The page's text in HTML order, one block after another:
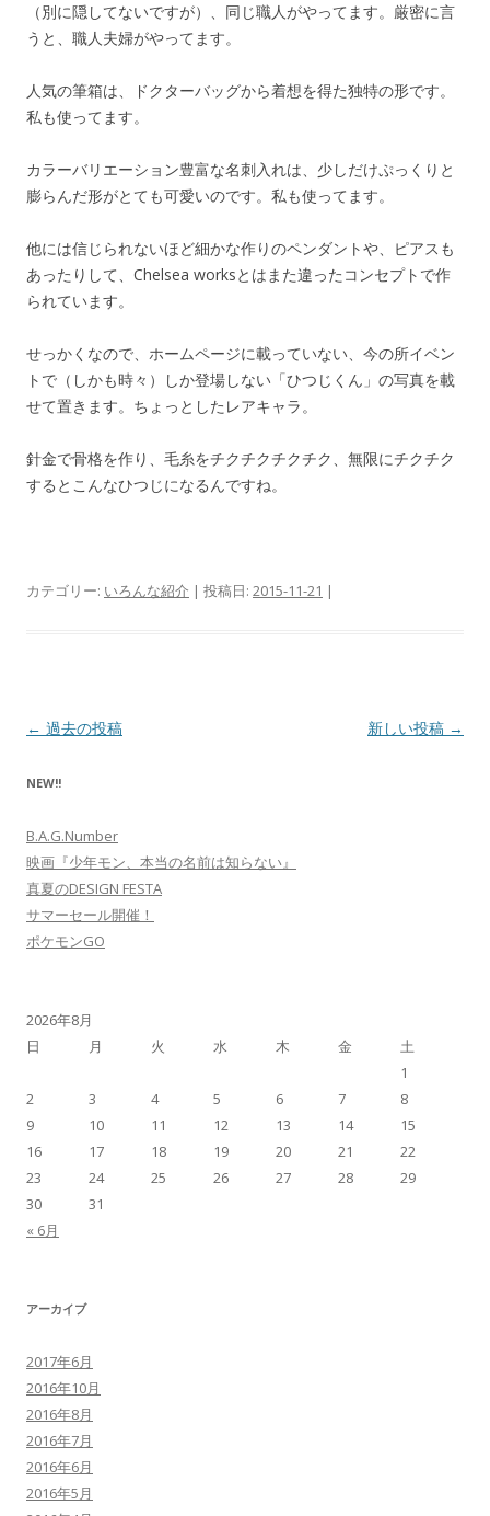
（別に隠してないですが）、同じ職人がやってます。厳密に言
うと、職人夫婦がやってます。
人気の筆箱は、ドクターバッグから着想を得た独特の形です。
私も使ってます。
カラーバリエーション豊富な名刺入れは、少しだけぷっくりと
膨らんだ形がとても可愛いのです。私も使ってます。
他には信じられないほど細かな作りのペンダントや、ピアスも
あったりして、Chelsea worksとはまた違ったコンセプトで作
られています。
せっかくなので、ホームページに載っていない、今の所イベン
トで（しかも時々）しか登場しない「ひつじくん」の写真を載
せて置きます。ちょっとしたレアキャラ。
針金で骨格を作り、毛糸をチクチクチクチク、無限にチクチク
するとこんなひつじになるんですね。
カテゴリー: いろんな紹介 | 投稿日: 2015-11-21 |
投
ナ
ゲ
ー
シ
ョ
← 過去の投稿 新しい投稿 →
NEW!!
B.A.G.Number
映画『少年モン、本当の名前は知らない』
真夏のDESIGN FESTA
サマーセール開催！
ポケモンGO
2026年8月
日
月 火 水 木 金 土
« 6月
1
2
3 4 5 6 7
8
9
10 11 12 13 14
15
16
17 18 19 20 21
22
23
24 25 26 27 28
29
30
31
アーカイブ
2017年6月
2016年10月
2016年8月
2016年7月
2016年6月
2016年5月